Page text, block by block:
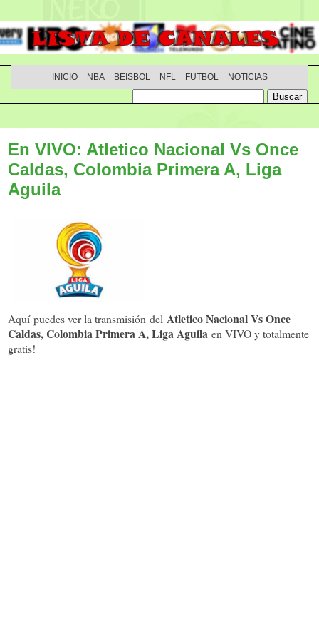
INICIO NBA BEISBOL NFL FUTBOL NOTICIAS
En VIVO: Atletico Nacional Vs Once
Caldas, Colombia Primera A, Liga
Aguila
Aquí puedes ver la transmisión del Atletico Nacional Vs Once
Caldas, Colombia Primera A, Liga Aguila en VIVO y totalmente
gratis!